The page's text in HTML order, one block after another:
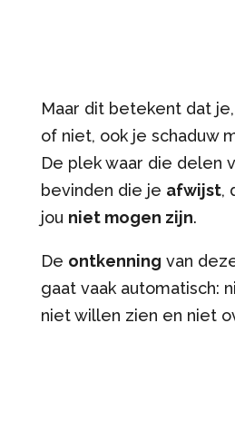
Maar dit betekent dat
of niet, ook je schaduw
De plek waar die delen
bevinden die je afwijst,
jou niet mogen zijn.
De ontkenning van
gaat vaak automatisch:
niet willen zien en niet